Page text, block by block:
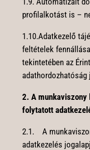
profilalkotást is –
1.10.Adatkezelő
feltételek
tekintetében az
adathordozhatóság
2. A munkaviszony
folytatott
2.1. A
adatkezelés